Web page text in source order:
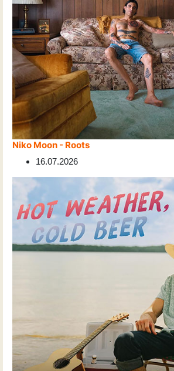
Niko Moon - Roots
16.07.2026